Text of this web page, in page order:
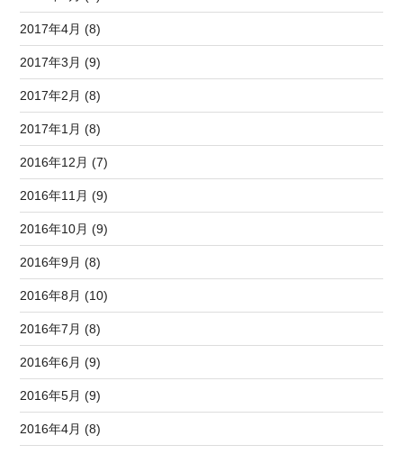
2017年4月 (8)
2017年3月 (9)
2017年2月 (8)
2017年1月 (8)
2016年12月 (7)
2016年11月 (9)
2016年10月 (9)
2016年9月 (8)
2016年8月 (10)
2016年7月 (8)
2016年6月 (9)
2016年5月 (9)
2016年4月 (8)